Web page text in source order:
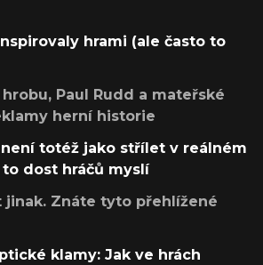
hrami (ale často to
Paul Rudd a mateřské
herní historie
totéž jako střílet v reálném
to dost hráčů myslí
jinak. Znáte tyto přehlížené
klamy: Jak ve hrách